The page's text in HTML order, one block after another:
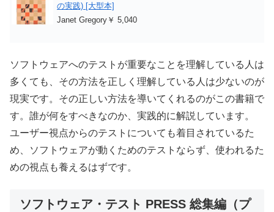
の実践) [大型本]
Janet Gregory￥ 5,040
ソフトウェアへのテストが重要なことを理解している人は
多くても、その方法を正しく理解している人は少ないのが
現実です。その正しい方法を導いてくれるのがこの書籍で
す。誰が何をすべきなのか、実践的に解説しています。
ユーザー視点からのテストについても着目されているた
め、ソフトウェアが動くためのテストならず、使われるた
めの視点も養えるはずです。
ソフトウェア・テスト PRESS 総集編（プ